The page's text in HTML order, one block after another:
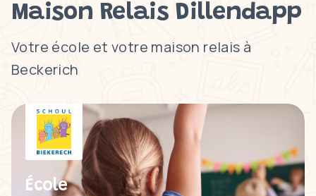
Maison Relais Dillendapp
Votre école et votre maison relais à
Beckerich
École